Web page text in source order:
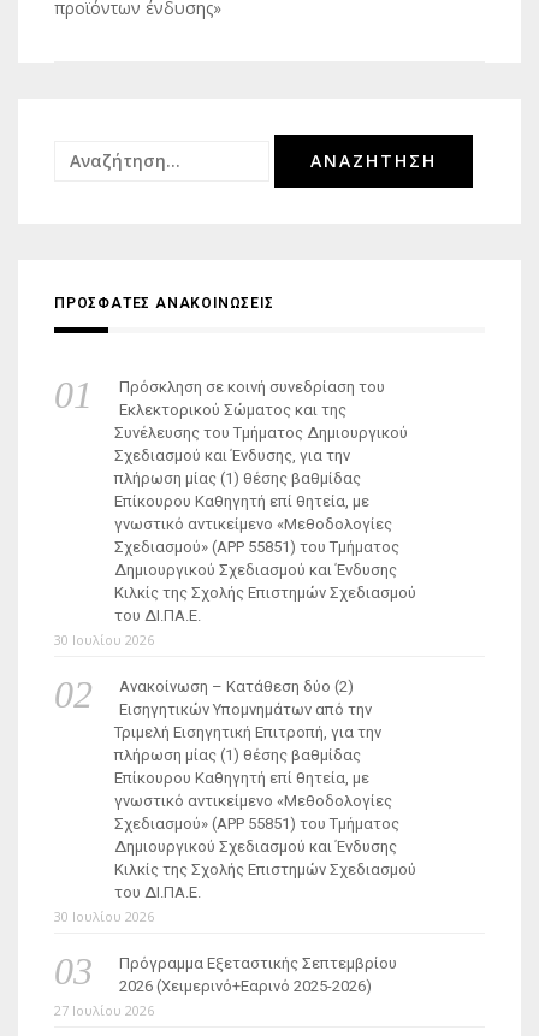
προϊόντων ένδυσης»
Αναζήτηση
ΠΡΟΣΦΑΤΕΣ ΑΝΑΚΟΙΝΩΣΕΙΣ
Πρόσκληση σε κοινή συνεδρίαση του
Εκλεκτορικού Σώματος και της
Συνέλευσης του Τμήματος Δημιουργικού
Σχεδιασμού και Ένδυσης, για την
πλήρωση μίας (1) θέσης βαθμίδας
Επίκουρου Καθηγητή επί θητεία, με
γνωστικό αντικείμενο «Μεθοδολογίες
Σχεδιασμού» (ΑΡΡ 55851) του Τμήματος
Δημιουργικού Σχεδιασμού και Ένδυσης
Κιλκίς της Σχολής Επιστημών Σχεδιασμού
του ΔΙ.ΠΑ.Ε.
30 Ιουλίου 2026
Ανακοίνωση – Κατάθεση δύο (2)
Εισηγητικών Υπομνημάτων από την
Τριμελή Εισηγητική Επιτροπή, για την
πλήρωση μίας (1) θέσης βαθμίδας
Επίκουρου Καθηγητή επί θητεία, με
γνωστικό αντικείμενο «Μεθοδολογίες
Σχεδιασμού» (ΑΡΡ 55851) του Τμήματος
Δημιουργικού Σχεδιασμού και Ένδυσης
Κιλκίς της Σχολής Επιστημών Σχεδιασμού
του ΔΙ.ΠΑ.Ε.
30 Ιουλίου 2026
Πρόγραμμα Εξεταστικής Σεπτεμβρίου
2026 (Χειμερινό+Εαρινό 2025-2026)
27 Ιουλίου 2026